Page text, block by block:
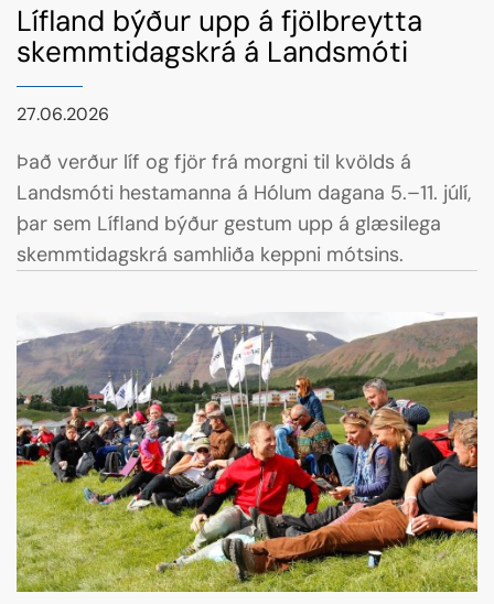
Lífland býður upp á fjölbreytta
skemmtidagskrá á Landsmóti
27.06.2026
Það verður líf og fjör frá morgni til kvölds á
Landsmóti hestamanna á Hólum dagana 5.–11. júlí,
þar sem Lífland býður gestum upp á glæsilega
skemmtidagskrá samhliða keppni mótsins.